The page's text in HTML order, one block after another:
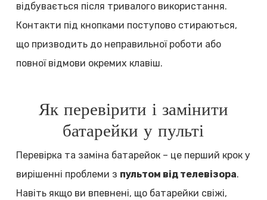
відбувається після тривалого використання.
Контакти під кнопками поступово стираються,
що призводить до неправильної роботи або
повної відмови окремих клавіш.
Як перевірити і замінити
батарейки у пульті
Перевірка та заміна батарейок – це перший крок у
вирішенні проблеми з пультом від телевізора.
Навіть якщо ви впевнені, що батарейки свіжі,